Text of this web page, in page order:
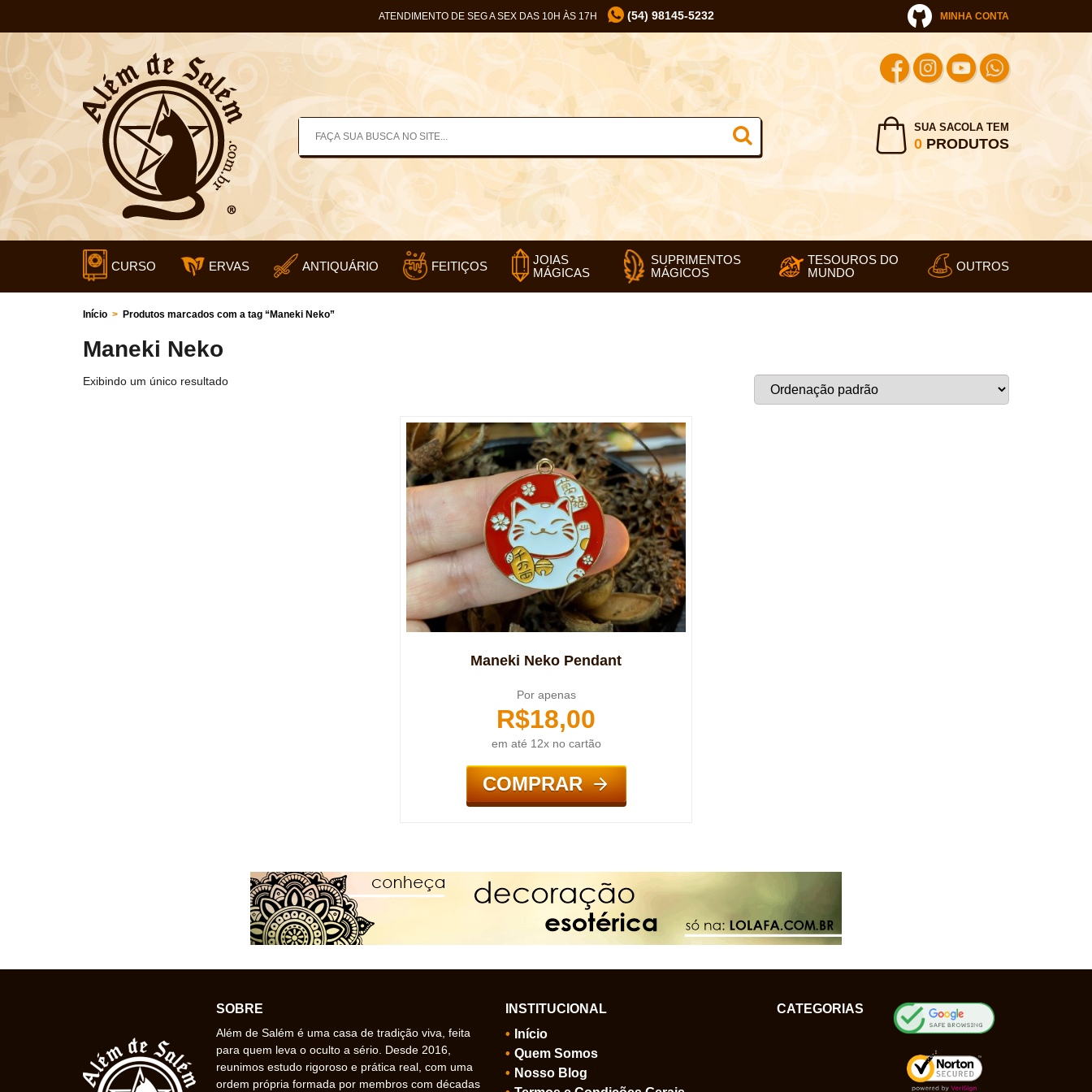
ATENDIMENTO DE SEG A SEX DAS 10H ÀS 17H (54) 98145-5232 MINHA CONTA
SUA SACOLA TEM
0PRODUTOS
CURSO ERVAS ANTIQUÁRIO FEITIÇOS
JOIAS
MÁGICAS
SUPRIMENTOS
MÁGICOS
TESOUROS DO
MUNDO
OUTROS
Início > Produtos marcados com a tag “Maneki Neko”
Maneki Neko
Exibindo um único resultado
Maneki Neko Pendant
Por apenas
R$18,00
em até 12x no cartão
COMPRAR
SOBRE
Além de Salém é uma casa de tradição viva, feita
para quem leva o oculto a sério. Desde 2016,
reunimos estudo rigoroso e prática real, com uma
ordem própria formada por membros com décadas
INSTITUCIONAL
Início
Quem Somos
Nosso Blog
CATEGORIAS